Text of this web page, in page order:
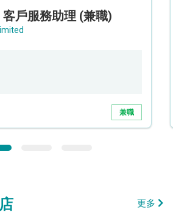
戶服務助理 (兼職)
兼職
更多